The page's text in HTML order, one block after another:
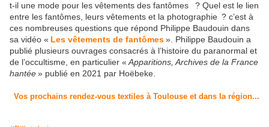
t-il une mode pour les vêtements des fantômes ? Quel est le lien
entre les fantômes, leurs vêtements et la photographie ? c’est à
ces nombreuses questions que répond Philippe Baudouin dans
sa vidéo « Les vêtements de fantômes». Philippe Baudouin a
publié plusieurs ouvrages consacrés à l’histoire du paranormal et
de l’occultisme, en particulier « Apparitions, Archives de la France
hantée» publié en 2021 par Hoëbeke.
Vos prochains rendez-vous textiles à Toulouse et dans la région...